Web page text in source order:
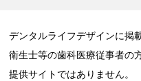
デンタルライフデザインに掲
衛生士等の歯科医療従事者の
提供サイトではありません。
メー